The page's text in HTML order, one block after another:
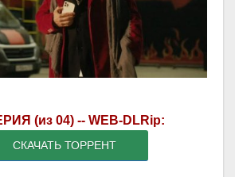
(из 04) -- WEB-DLRip:
СКАЧАТЬ ТОРРЕНТ